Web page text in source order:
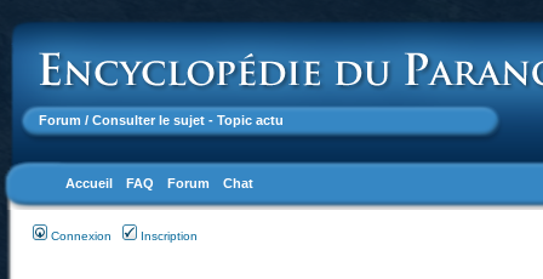
Forum / Consulter le sujet - Topic actu
Accueil FAQ Forum Chat
Connexion Inscription